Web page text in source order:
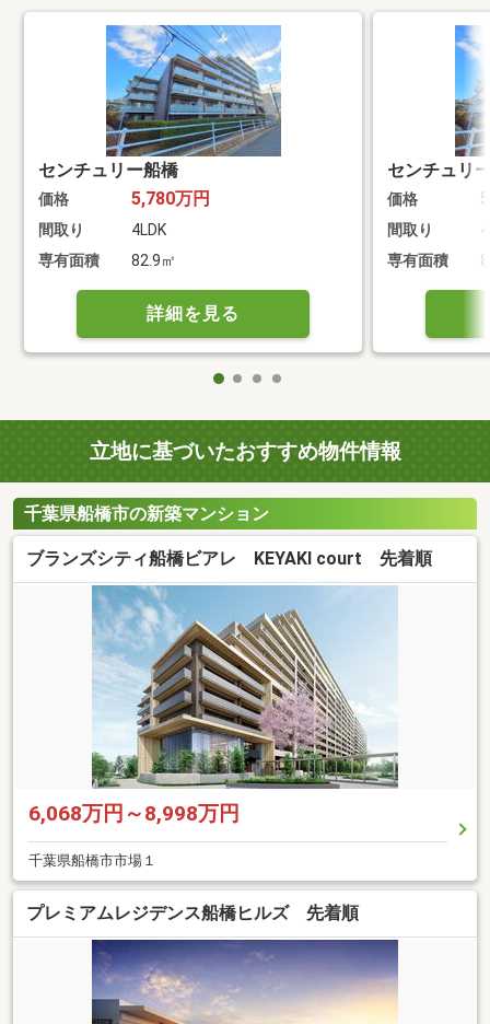
センチュリー船橋
価格 5,780万円
間取り
4LDK
専有面積
82.9㎡
詳細を見る
センチュリ
価格
間取り
専有面積
立地に基づいたおすすめ物件情報
千葉県船橋市の新築マンション
ブランズシティ船橋ビアレ KEYAKI court 先着順
6,068万円～8,998万円
千葉県船橋市市場１
プレミアムレジデンス船橋ヒルズ 先着順